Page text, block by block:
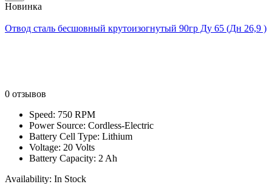
Новинка
Отвод сталь бесшовный крутоизогнутый 90гр Ду 65 (Дн 26,9 )
0 отзывов
Speed: 750 RPM
Power Source: Cordless-Electric
Battery Cell Type: Lithium
Voltage: 20 Volts
Battery Capacity: 2 Ah
Availability: In Stock